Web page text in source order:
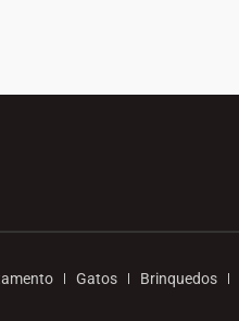
Gatos Brinquedos